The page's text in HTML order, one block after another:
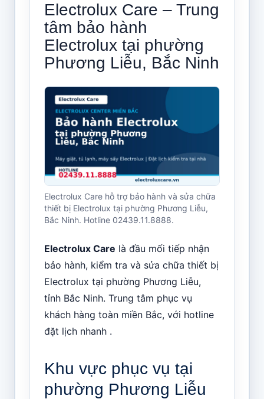
Electrolux Care – Trung
tâm bảo hành
Electrolux tại phường
Phương Liễu, Bắc Ninh
Electrolux Care hỗ trợ bảo hành và sửa chữa
thiết bị Electrolux tại phường Phương Liễu,
Bắc Ninh. Hotline 02439.11.8888.
Electrolux Care là đầu mối tiếp nhận
bảo hành, kiểm tra và sửa chữa thiết bị
Electrolux tại phường Phương Liễu,
tỉnh Bắc Ninh. Trung tâm phục vụ
khách hàng toàn miền Bắc, với hotline
đặt lịch nhanh .
Khu vực phục vụ tại
phường Phương Liễu